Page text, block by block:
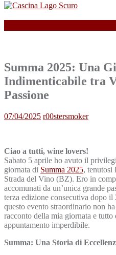
Summa 2025: Una
Indimenticabile tra
Passione
07/04/2025 r00stersmoker
Ciao a tutti, wine lovers!
Sabato 5 aprile ho avuto il
giornata di Summa 2025, tenutosi
Strada del Vino (BZ). Ero in
accomunati da un’unica grande
terza edizione consecutiva dopo
questo evento straordinario non
racconto della mia giornata e
appuntamento imperdibile.
Summa: Una Storia di